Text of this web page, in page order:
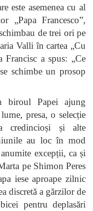
este asemenea cu al
„Papa Francesco”,
de trei ori pe
Valli în cartea „Cu
Francisc a spus: „Ce
schimbe un prosop
biroul Papei ajung
presa, o selecție
și alte
au loc în mod
excepții, ca și
pe Shimon Peres
iese aproape zilnic
discretă a gărzilor de
pentru deplasări